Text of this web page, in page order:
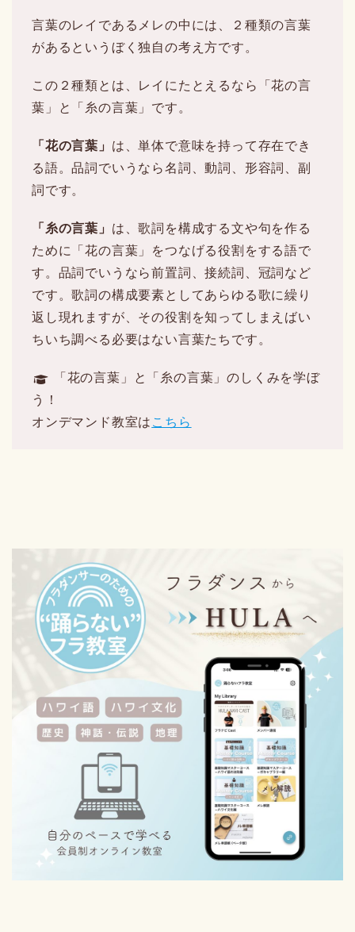
言葉のレイであるメレの中には、２種類の言葉
があるというぼく独自の考え方です。
この２種類とは、レイにたとえるなら「花の言
葉」と「糸の言葉」です。
「花の言葉」 は、単体で意味を持って存在でき
る語。品詞でいうなら名詞、動詞、形容詞、副
詞です。
「糸の言葉」 は、歌詞を構成する文や句を作る
ために「花の言葉」をつなげる役割をする語で
す。品詞でいうなら前置詞、接続詞、冠詞など
です。歌詞の構成要素としてあらゆる歌に繰り
返し現れますが、その役割を知ってしまえばい
ちいち調べる必要はない言葉たちです。
「花の言葉」と「糸の言葉」のしくみを学ぼ
う！
オンデマンド教室は こちら